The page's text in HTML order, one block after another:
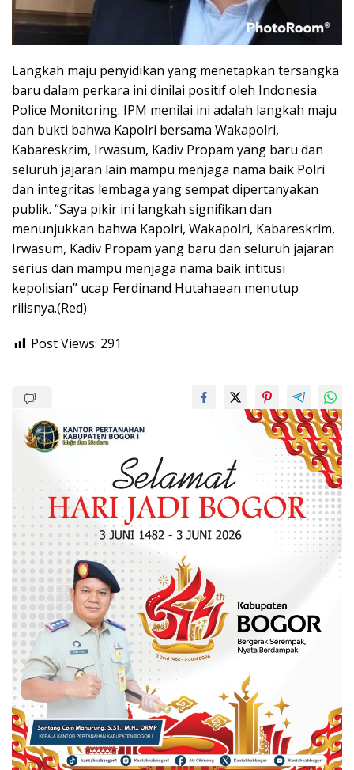
Langkah maju penyidikan yang menetapkan tersangka
baru dalam perkara ini dinilai positif oleh Indonesia
Police Monitoring. IPM menilai ini adalah langkah maju
dan bukti bahwa Kapolri bersama Wakapolri,
Kabareskrim, Irwasum, Kadiv Propam yang baru dan
seluruh jajaran lain mampu menjaga nama baik Polri
dan integritas lembaga yang sempat dipertanyakan
publik. “Saya pikir ini langkah signifikan dan
menunjukkan bahwa Kapolri, Wakapolri, Kabareskrim,
Irwasum, Kadiv Propam yang baru dan seluruh jajaran
serius dan mampu menjaga nama baik intitusi
kepolisian” ucap Ferdinand Hutahaean menutup
rilisnya.(Red)
Post Views: 291